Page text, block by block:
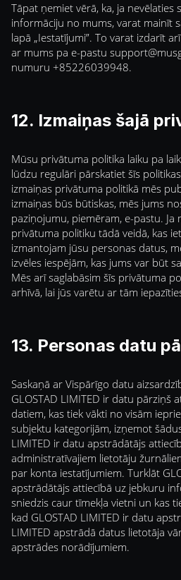
Tāpat ņemiet vērā, ka, ja
informāciju no mums, varat mainīt
lapā „Iestatījumi”. To varat izdarīt
ar mums pa e-pastu
numuru +85226039948.
12. Izmaiņas šajā
Mūsu privātuma politika laiku pa
lūdzu regulāri pārskatiet šīs
izmaiņas privātuma politikā mēs
izmaiņas būs būtiskas, mēs jums
paziņojumu, piemēram, e-pastu. Ja
privātuma politiku tādā veidā, kas
izmantojam jūsu personas datus,
izvēles iespējām, kas jums var būt
Mēs arī saglabāsim šīs privātuma
arhīvā, lai jūs varētu ar tām
13. Personas datu
Saskaņā ar Vispārīgo datu
GLOSTAD LIMITED ir datu pārziņš
datiem, kas tiek vākti no visām
subjektu kategorijām, izņemot
LIMITED ir datu apstrādātājs
administratīvajiem lietotāju
par konta iestatījumiem. Turklāt
apstrādātājs attiecībā uz jebkuru
sniedzis caur tīmekļa vietni un kas
kad GLOSTAD LIMITED ir datu
LIMITED apstrādā datus lietotāja
apstrādes norādījumiem.